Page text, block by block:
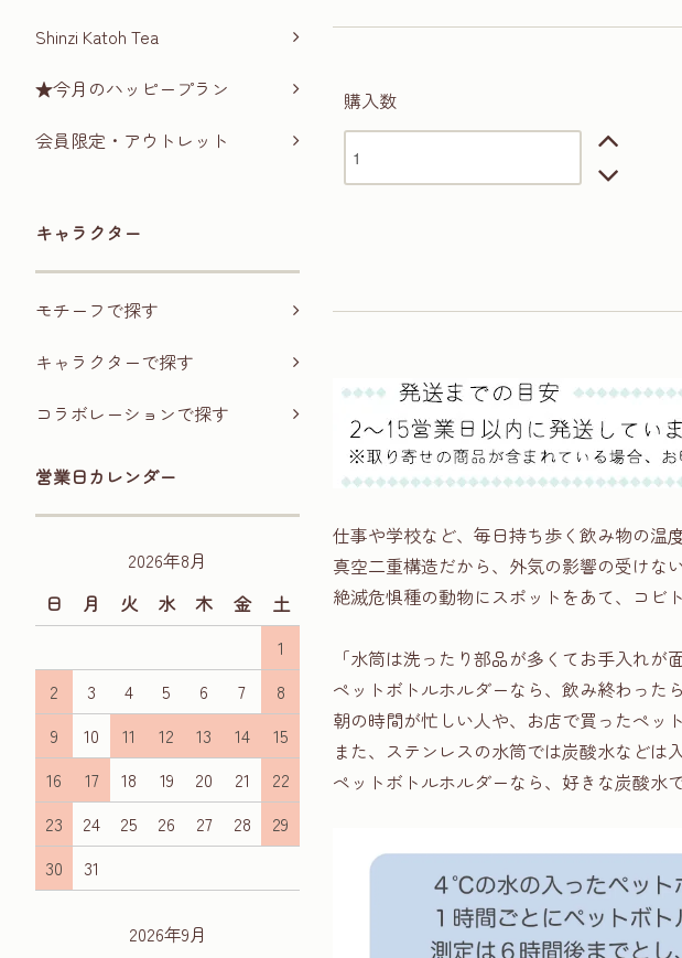
Shinzi Katoh Tea
★今月のハッピープラン
会員限定・アウトレット
キャラクター
モチーフで探す
キャラクターで探す
コラボレーションで探す
営業日カレンダー
2026年8月
日
月 火 水 木 金
土
1
2
3 4 5 6 7
8
9
10 11 12 13 14
15
16
17 18 19 20 21
22
23
24 25 26 27 28
29
30
31
2026年9月
購入数
仕事や学校など、毎日持ち歩く飲み物の温
真空二重構造だから、外気の影響の受けな
絶滅危惧種の動物にスポットをあて、コビ
「水筒は洗ったり部品が多くてお手入れが
ペットボトルホルダーなら、飲み終わった
朝の時間が忙しい人や、お店で買ったペッ
また、ステンレスの水筒では炭酸水などは
ペットボトルホルダーなら、好きな炭酸水